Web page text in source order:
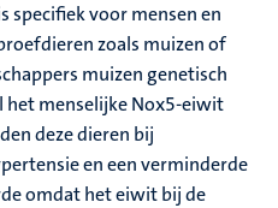
specifiek voor mensen en
zoals muizen of
muizen genetisch
het menselijke Nox5-eiwit
deze dieren bij
en een verminderde
omdat het eiwit bij de